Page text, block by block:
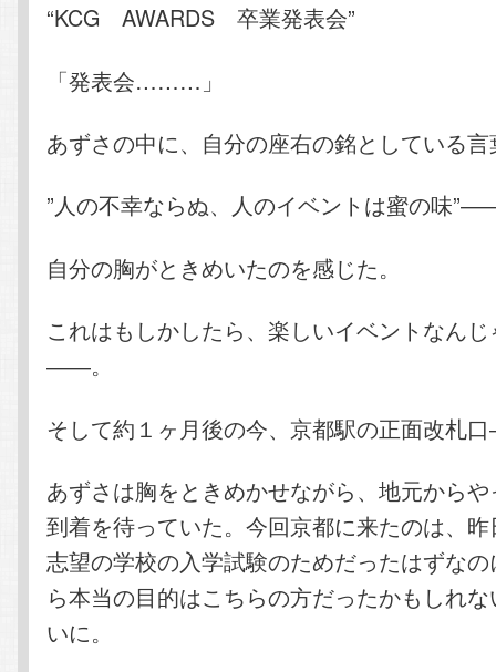
“KCG AWARDS 卒業発表会”
「発表会………」
あずさの中に、自分の座右の銘としている
”人の不幸ならぬ、人のイベントは蜜の味
自分の胸がときめいたのを感じた。
これはもしかしたら、楽しいイベントなん
――。
そして約１ヶ月後の今、京都駅の正面改札
あずさは胸をときめかせながら、地元から
到着を待っていた。今回京都に来たのは、
志望の学校の入学試験のためだったはずな
ら本当の目的はこちらの方だったかもしれ
いに。